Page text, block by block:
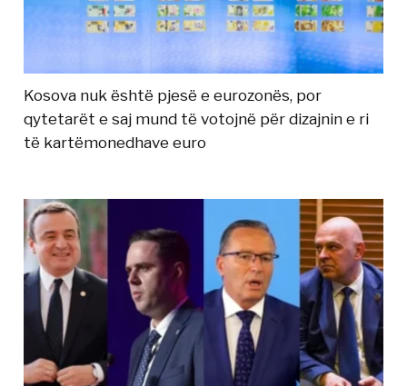
Kosova nuk është pjesë e eurozonës, por
qytetarët e saj mund të votojnë për dizajnin e ri
të kartëmonedhave euro